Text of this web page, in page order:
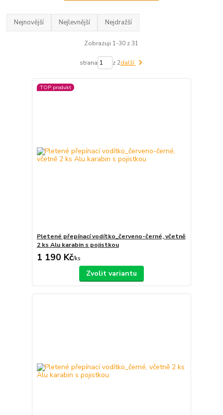
Nejnovější Nejlevnější Nejdražší
Zobrazuji 1-30 z 31
strana z 2další
TOP produkt
Pletené přepínací vodítko_červeno-černé, včetně
2 ks Alu karabin s pojistkou
1 190 Kč/ks
Zvolit variantu